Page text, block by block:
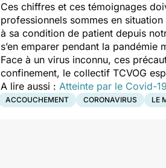
Ces chiffres et ces témoignages
professionnels sommes en
à sa condition de patient depuis
s’en emparer pendant la pandémie
Face à un virus inconnu, ces
confinement, le collectif TCVOG
A lire aussi : Atteinte par le Covid-
ACCOUCHEMENT CORONAVIRUS LE